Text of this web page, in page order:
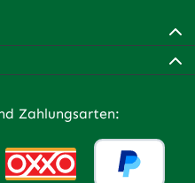
Zahlungsarten: